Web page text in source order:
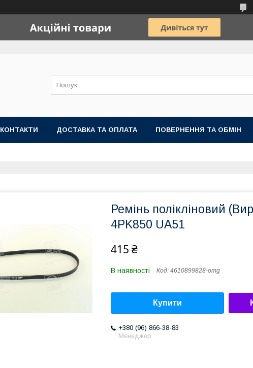
КОНТАКТИ ДОСТАВКА ТА ОПЛАТА ПОВЕРНЕННЯ ТА ОБМІН
Ремінь полікліновий
4PK850 UA51
415 ₴
В наявності Код: 4610899828-omg
Купити
+380 (96) 866-38-83
Менеджер